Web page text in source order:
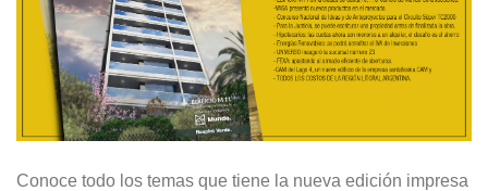
Conoce todo los temas que tiene la nueva edición impresa